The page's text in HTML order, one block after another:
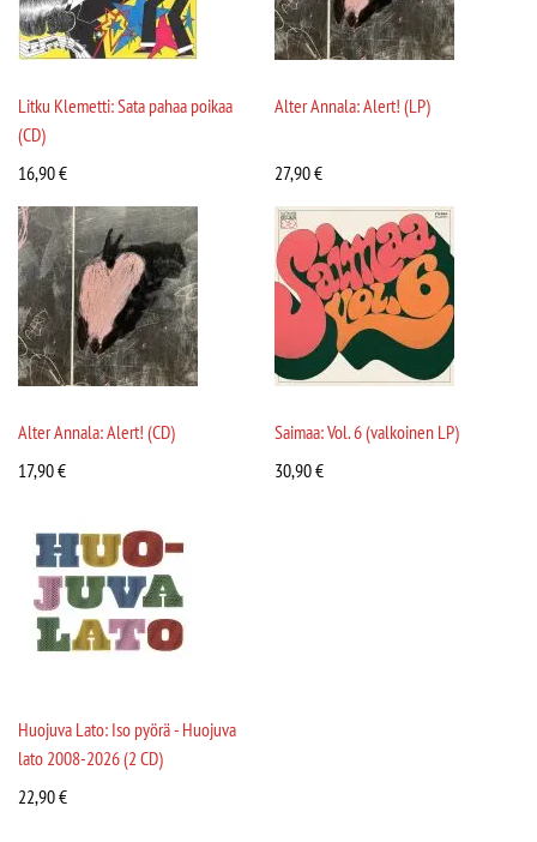
Litku Klemetti: Sata pahaa poikaa
(CD)
16,90€
Alter Annala: Alert! (LP)
27,90€
Alter Annala: Alert! (CD)
17,90€
Saimaa: Vol. 6 (valkoinen LP)
30,90€
Huojuva Lato: Iso pyörä - Huojuva
lato 2008-2026 (2 CD)
22,90€